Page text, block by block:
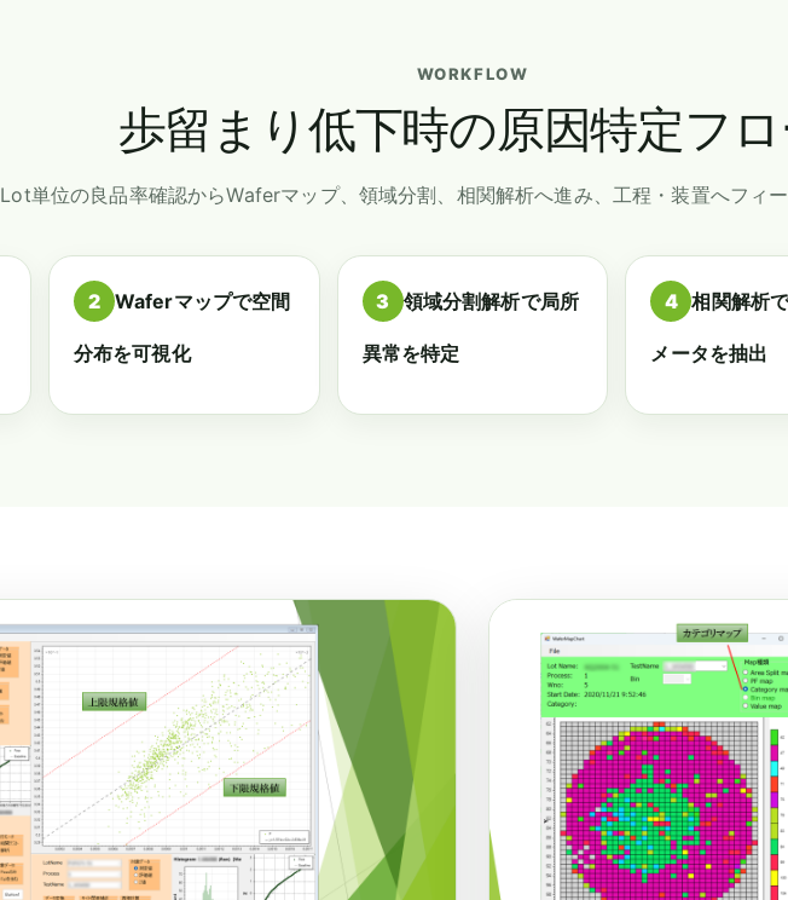
WORKFLOW
歩留まり低下時の原因特定フ
Lot単位の良品率確認からWaferマップ、領域分割、相関解析へ進み、工程・装置へフィー
2 Waferマップで空間
分布を可視化
3 領域分割解析で局所
異常を特定
4 相関解析
メータを抽出